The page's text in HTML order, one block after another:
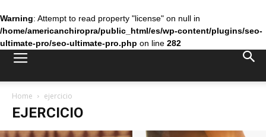
Warning: Attempt to read property "license" on null in
/home/americanchiropra/public_html/es/wp-content/plugins/seo-
ultimate-pro/seo-ultimate-pro.php on line 282
Home ejercicio
EJERCICIO